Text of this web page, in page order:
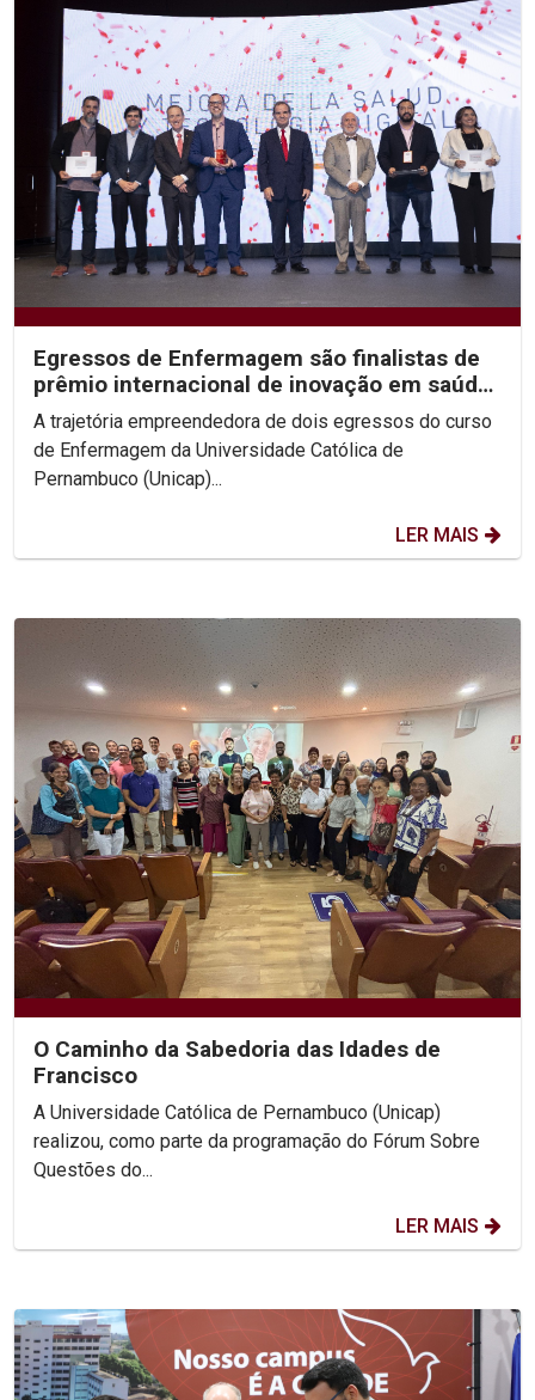
Egressos de Enfermagem são finalistas de
prêmio internacional de inovação em saúde
digital
A trajetória empreendedora de dois egressos do curso
de Enfermagem da Universidade Católica de
Pernambuco (Unicap)...
LER MAIS
O Caminho da Sabedoria das Idades de
Francisco
A Universidade Católica de Pernambuco (Unicap)
realizou, como parte da programação do Fórum Sobre
Questões do...
LER MAIS